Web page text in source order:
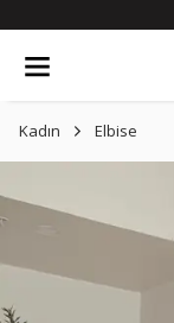
Kadın Elbise